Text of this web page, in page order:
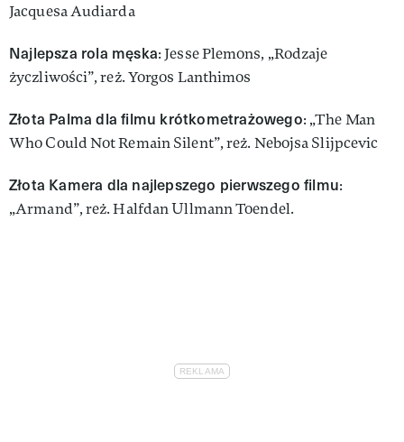
Jacquesa Audiarda
Najlepsza rola męska: Jesse Plemons, „Rodzaje
życzliwości”, reż. Yorgos Lanthimos
Złota Palma dla filmu krótkometrażowego: „The Man
Who Could Not Remain Silent”, reż. Nebojsa Slijpcevic
Złota Kamera dla najlepszego pierwszego filmu:
„Armand”, reż. Halfdan Ullmann Toendel.